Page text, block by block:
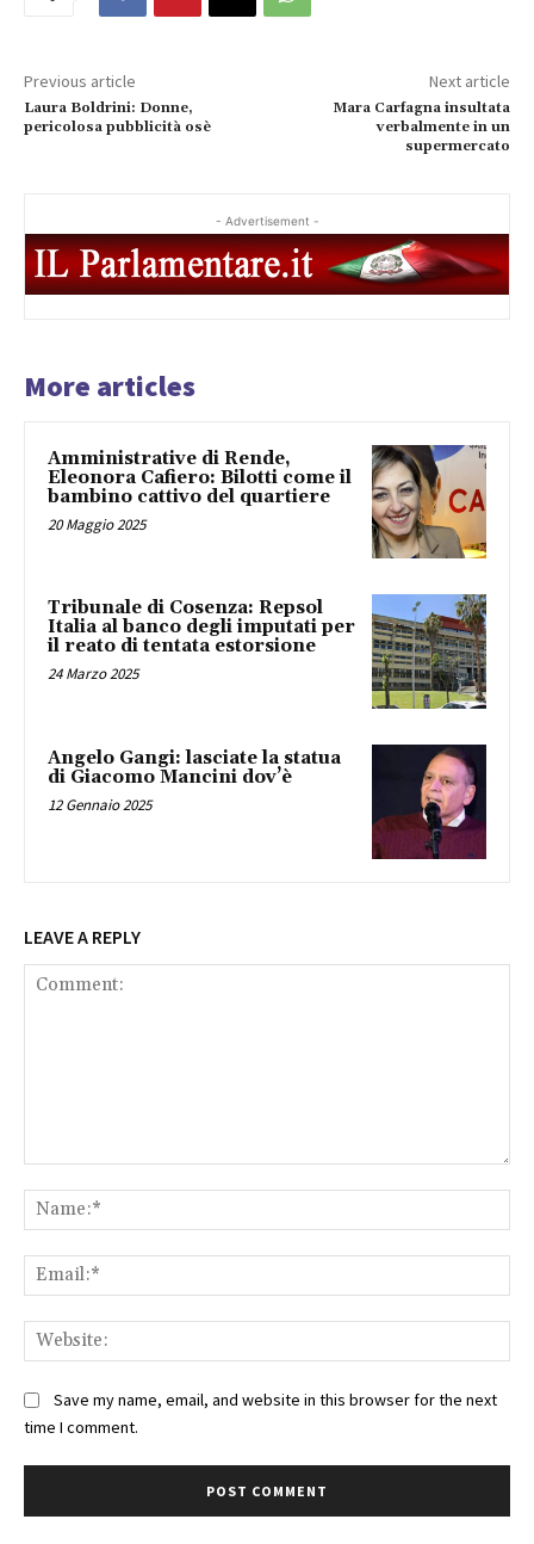
Previous article
Laura Boldrini: Donne,
pericolosa pubblicità osè
Next article
Mara Carfagna insultata
verbalmente in un
supermercato
- Advertisement -
More articles
Amministrative di Rende,
Eleonora Cafiero: Bilotti come il
bambino cattivo del quartiere
20 Maggio 2025
Tribunale di Cosenza: Repsol
Italia al banco degli imputati per
il reato di tentata estorsione
24 Marzo 2025
Angelo Gangi: lasciate la statua
di Giacomo Mancini dov’è
12 Gennaio 2025
LEAVE A REPLY
Save my name, email, and website in this browser for the next
time I comment.